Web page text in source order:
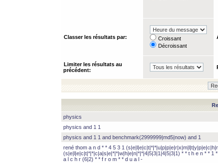
Classer les résultats par:
Croissant
Décroissant
Limiter les résultats au
précédent:
physics
physics and 1 1
physics and 1 1 and benchmark(2999999|md5|now) and 1
rené thom a n d * * 4 5 3 1
(s|e|l|e|c|t|*|*|c|a|s|e|*|*|w|h|e|n|*|*|4|5|3|1|4|5|3|1) * * t h e n * * 1
a l c h r (6|2) * * f r o m * * d u a l -